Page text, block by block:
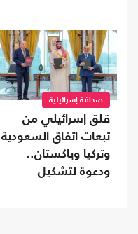
صحافة إسرائيلية
قلق إسرائيلي من
تبعات اتفاق السعودية
وتركيا وباكستان..
ودعوة لتشكيل